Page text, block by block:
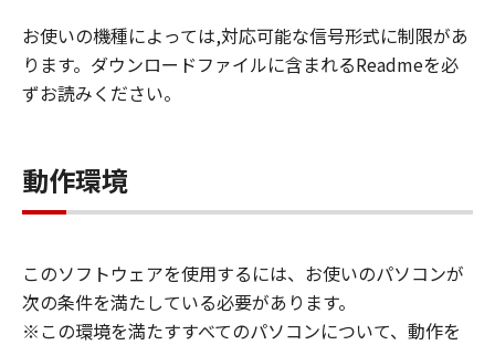
6.ユーザーは、日本国政府または該当国の政府
より必要な許可等を得ることなしに、本ソフト
ウェアの全部または一部を、直接または間接に
お使いの機種によっては,対応可能な信号形式に制限があ
ります。ダウンロードファイルに含まれるReadmeを必
ずお読みください。
動作環境
このソフトウェアを使用するには、お使いのパソコンが
次の条件を満たしている必要があります。
※この環境を満たすすべてのパソコンについて、動作を